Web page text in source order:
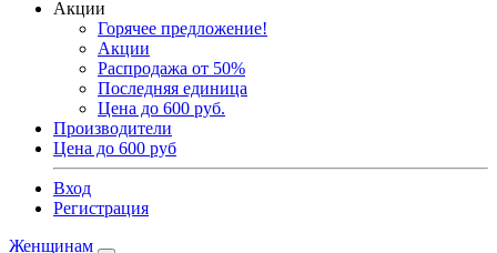
Акции
Горячее предложение!
Акции
Распродажа от 50%
Последняя единица
Цена до 600 руб.
Производители
Цена до 600 руб
Вход
Регистрация
Женщинам